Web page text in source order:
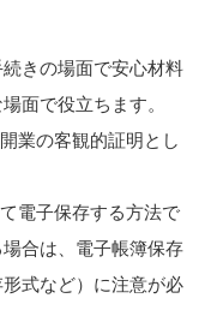
きの場面で安心材料
面で役立ちます。
業の客観的証明とし
電子保存する方法で
合は、電子帳簿保存
式など）に注意が必